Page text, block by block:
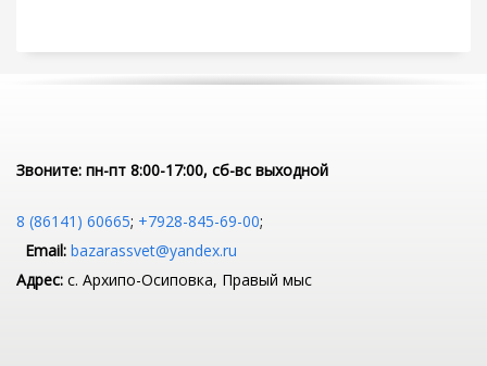
Звоните: пн-пт 8:00-17:00, сб-вс выходной
8 (86141) 60665; +7928-845-69-00;
Email: bazarassvet@yandex.ru
Адрес: с. Архипо-Осиповка, Правый мыс